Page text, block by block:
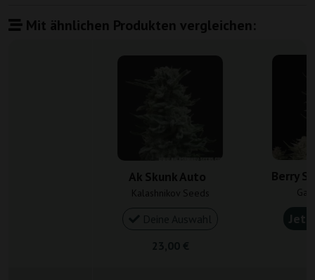
Mit ähnlichen Produkten vergleichen:
Ak Skunk Auto
Kalashnikov Seeds
Berry